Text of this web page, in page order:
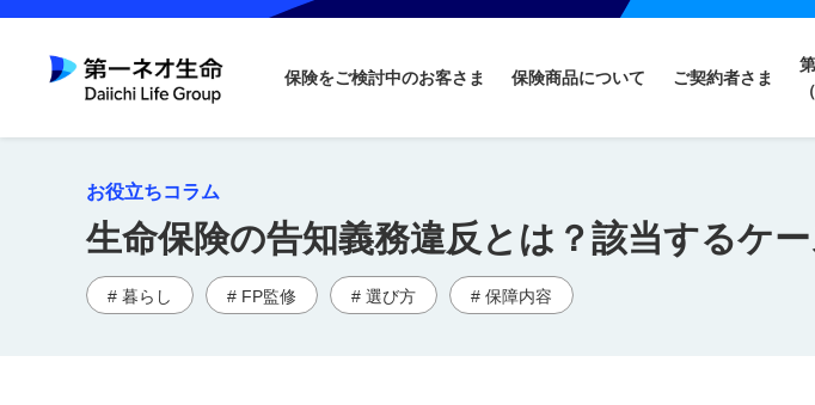
保険をご検討中のお客さま 保険商品について ご契約者さま
お役立ちコラム
生命保険の告知義務違反とは？該当するケ
# 暮らし # FP監修 # 選び方 # 保障内容